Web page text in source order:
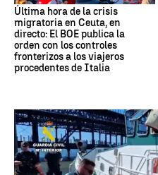
Última hora de la crisis
migratoria en Ceuta, en
directo: El BOE publica la
orden con los controles
fronterizos a los viajeros
procedentes de Italia